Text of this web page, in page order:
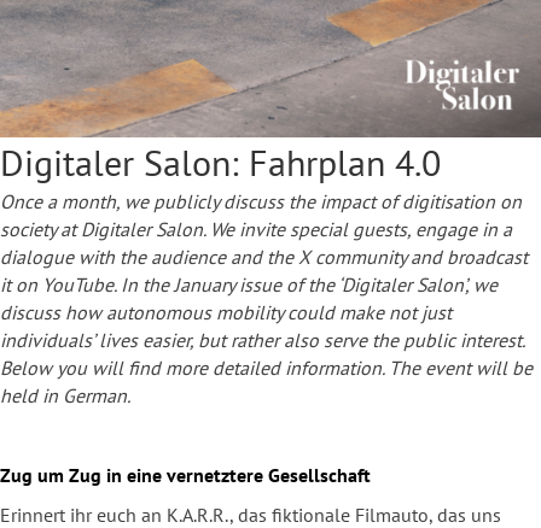
Digitaler Salon: Fahrplan 4.0
Once a month, we publicly discuss the impact of digitisation on
society at Digitaler Salon. We invite special guests, engage in a
dialogue with the audience and the X community and broadcast
it on YouTube. In the January issue of the ‘Digitaler Salon’, we
discuss how autonomous mobility could make not just
individuals’ lives easier, but rather also serve the public interest.
Below you will find more detailed information. The event will be
held in German.
Zug um Zug in eine vernetztere Gesellschaft
Erinnert ihr euch an K.A.R.R., das fiktionale Filmauto, das uns